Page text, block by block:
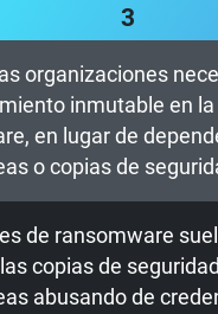
3
organizaciones
inmutable en la
en lugar de
o copias de
de ransomware
copias de
abusando de